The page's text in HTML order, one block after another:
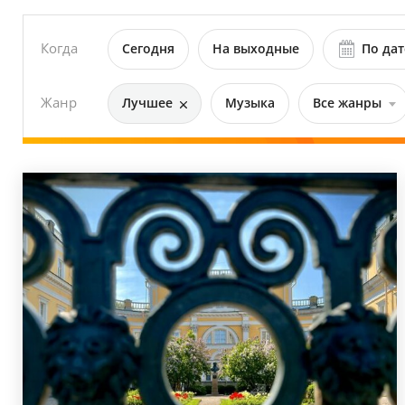
Когда Сегодня На выходные По
Жанр Лучшее Музыка Все жанры